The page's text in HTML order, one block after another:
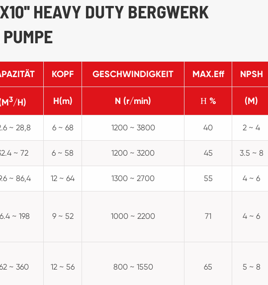
HEAVY DUTY BERGWERK
KOPF GESCHWINDIGKEIT MAX.Eff NPSH
3/H) H(m) N (r/min) Η % (M)
~ 28,8 6 ~ 68 1200 ~ 3800 40 2 ~ 4
~ 72 6 ~ 58 1200 ~ 3200 45 3.5 ~ 8
~ 86,4 12 ~ 64 1300 ~ 2700 55 4 ~ 6
~ 198
9 ~ 52 1000 ~ 2200 71
4 ~ 6
~ 360
12 ~ 56 800 ~ 1550 65
5 ~ 8